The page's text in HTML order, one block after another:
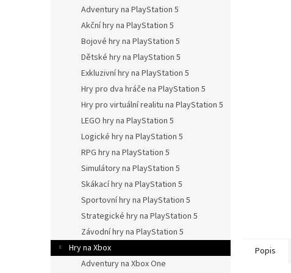
Adventury na PlayStation 5
Akční hry na PlayStation 5
Bojové hry na PlayStation 5
Dětské hry na PlayStation 5
Exkluzivní hry na PlayStation 5
Hry pro dva hráče na PlayStation 5
Hry pro virtuální realitu na PlayStation 5
LEGO hry na PlayStation 5
Logické hry na PlayStation 5
RPG hry na PlayStation 5
Simulátory na PlayStation 5
Skákací hry na PlayStation 5
Sportovní hry na PlayStation 5
Strategické hry na PlayStation 5
Závodní hry na PlayStation 5
Hry na Xbox
Adventury na Xbox One
Popis